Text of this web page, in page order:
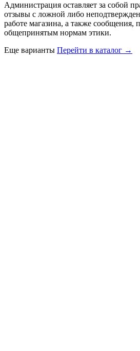
Администрация оставляет за собой
отзывы с ложной либо
работе магазина, а также сообщения,
общепринятым нормам этики.
Еще варианты Перейти в каталог →